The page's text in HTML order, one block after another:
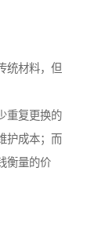
统材料，但
重复更换的
护成本；而
衡量的价